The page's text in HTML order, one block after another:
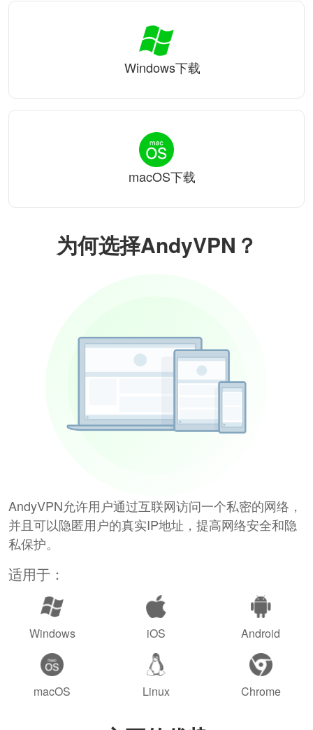
为何选择AndyVPN？
AndyVPN允许用户通过互联网访问一个私密的网络，
并且可以隐匿用户的真实IP地址，提高网络安全和隐
私保护。
适用于：
Windows iOS Android
macOS Linux Chrome
Windows下载
macOS下载